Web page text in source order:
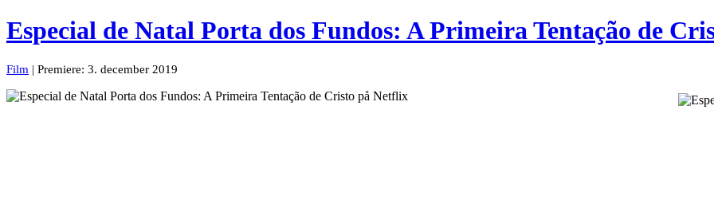
Especial de Natal Porta dos Fundos: A Primeira Tentação de
Film | Premiere: 3. december 2019